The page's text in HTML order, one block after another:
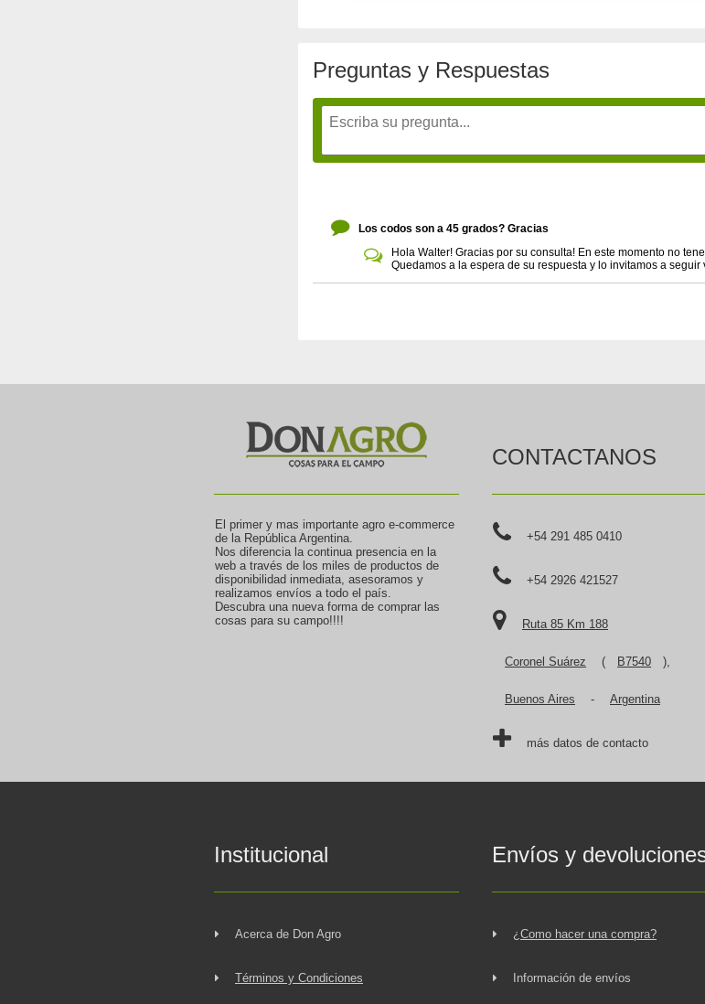
Preguntas y Respuestas
Los codos son a 45 grados? Gracias
Hola Walter! Gracias por su consulta! En este momento no
Quedamos a la espera de su respuesta y lo invitamos a
El primer y mas importante agro e-commerce
de la República Argentina.
Nos diferencia la continua presencia en la
web a través de los miles de productos de
disponibilidad inmediata, asesoramos y
realizamos envíos a todo el país.
Descubra una nueva forma de comprar las
cosas para su campo!!!!
CONTACTANOS
+54 291 485 0410
+54 2926 421527
Ruta 85 Km 188
Coronel Suárez ( B7540 ),
Buenos Aires - Argentina
más datos de contacto
Institucional
Acerca de Don Agro
Términos y Condiciones
Envíos y
¿Como hacer una compra?
Información de envíos